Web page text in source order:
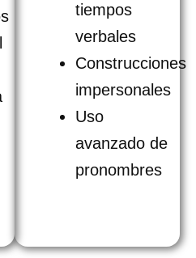
tiempos
verbales
Construcciones
impersonales
Uso
avanzado de
pronombres